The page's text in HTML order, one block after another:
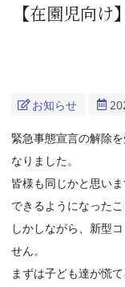
【在園児向
お知らせ
緊急事態宣言の解除
なりました。
皆様も同じかと思い
できるようになった
しかしながら、新型
せん。
まずは子ども達が慌